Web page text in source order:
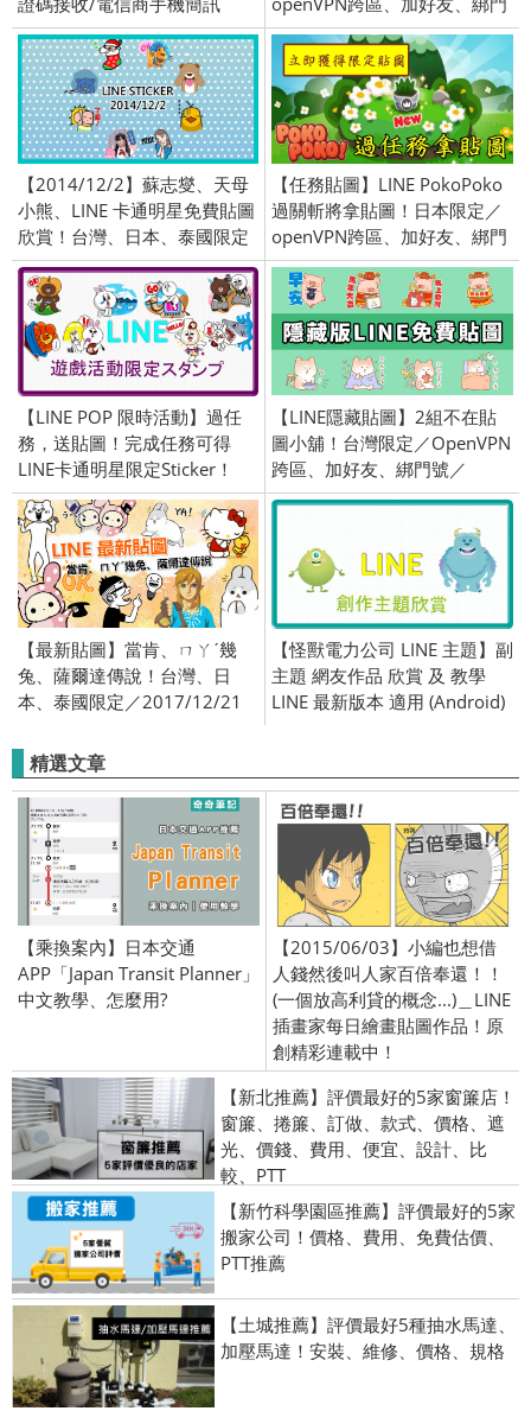
號／2016/11/29
【2014/12/2】蘇志燮、天母
小熊、LINE 卡通明星免費貼圖
欣賞！台灣、日本、泰國限定
／openVPN 跨區、加入官方好
友、綁定門號
【任務貼圖】LINE PokoPoko
過關斬將拿貼圖！日本限定／
openVPN跨區、加好友、綁門
號／2015/11/17
【LINE POP 限時活動】過任
務，送貼圖！完成任務可得
LINE卡通明星限定Sticker！
【LINE隱藏貼圖】2組不在貼
圖小舖！台灣限定／OpenVPN
跨區、加好友、綁門號／
2026/2/4
【最新貼圖】當肯、ㄇㄚˊ幾
兔、薩爾達傳說！台灣、日
本、泰國限定／2017/12/21
【怪獸電力公司 LINE 主題】副
主題 網友作品 欣賞 及 教學
LINE 最新版本 適用 (Android)
精選文章
【乘換案內】日本交通
APP「Japan Transit Planner」
中文教學、怎麼用?
【2015/06/03】小編也想借
人錢然後叫人家百倍奉還！！
(一個放高利貸的概念...)＿LINE
插畫家每日繪畫貼圖作品！原
創精彩連載中！
【新北推薦】評價最好的5家窗簾店！
窗簾、捲簾、訂做、款式、價格、遮
光、價錢、費用、便宜、設計、比
較、PTT
【新竹科學園區推薦】評價最好的5家
搬家公司！價格、費用、免費估價、
PTT推薦
【土城推薦】評價最好5種抽水馬達、
加壓馬達！安裝、維修、價格、規格